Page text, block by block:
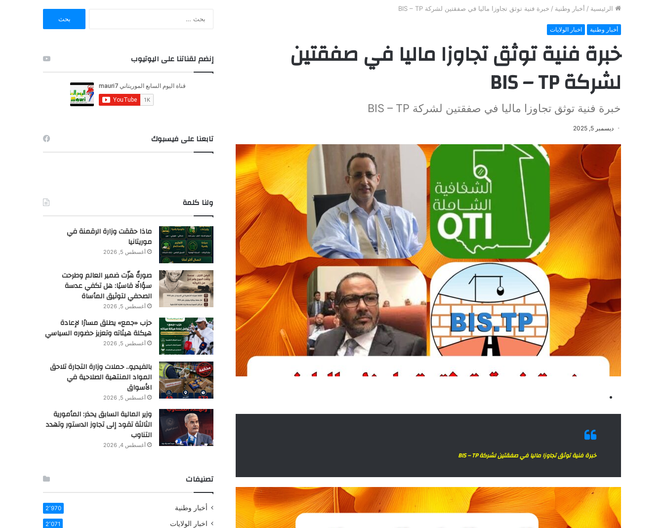
الرئيسية / أخبار وطنية / خبرة فنية توثق تجاوزا ماليا في صفقتين لشركة BIS – TP
أخبار وطنية اخبار الولايات
خبرة فنية توثق تجاوزا ماليا في صفقتين
لشركة BIS – TP
خبرة فنية توثق تجاوزا ماليا في صفقتين لشركة BIS – TP
ديسمبر 5, 2025
خبرة فنية توثق تجاوزا ماليا في صفقتين لشركة BIS – TP
:
إنضم لقناتنا على اليوتيوب
تابعنا على فيسبوك
ولنا كلمة
ماذا حققت وزارة الرقمنة في
موريتانيا
أغسطس 5, 2026
صورةٌ هزّت ضمير العالم وطرحت
سؤالًا قاسيًا: هل تكفي عدسة
الصحفي لتوثيق المأساة
أغسطس 5, 2026
حزب «جمع» يطلق مسارًا لإعادة
هيكلة هيئاته وتعزيز حضوره السياسي
أغسطس 5, 2026
بالفيديو.. حملات وزارة التجارة تلاحق
المواد المنتهية الصلاحية في
الأسواق
أغسطس 5, 2026
وزير المالية السابق يحذر: المأمورية
الثالثة تقود إلى تجاوز الدستور وتهدد
التناوب
أغسطس 4, 2026
تصنيفات
أخبار وطنية 2٬970
اخبار الولايات 2٬071